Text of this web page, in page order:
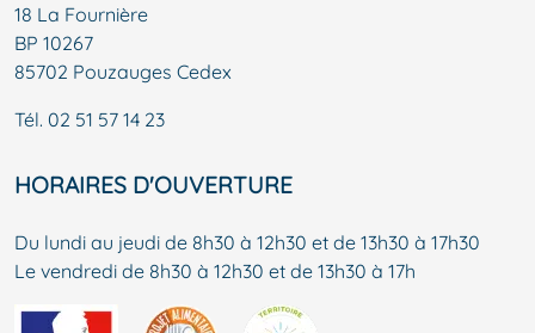
18 La Fournière
BP 10267
85702 Pouzauges Cedex
Tél. 02 51 57 14 23
HORAIRES D'OUVERTURE
Du lundi au jeudi de 8h30 à 12h30 et de 13h30 à 17h30
Le vendredi de 8h30 à 12h30 et de 13h30 à 17h